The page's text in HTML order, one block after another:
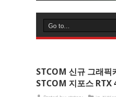
STCOM 신규 그래픽
STCOM 지포스 RTX